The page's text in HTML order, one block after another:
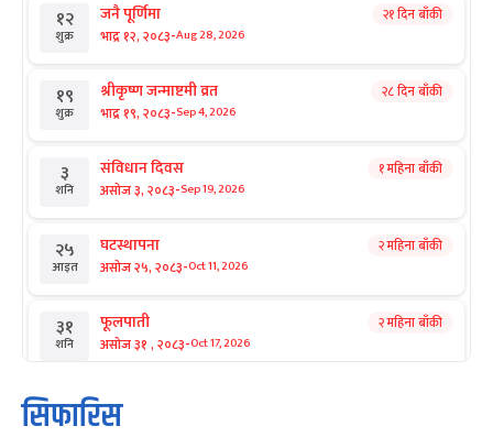
१२
शुक्र
जनै पूर्णिमा
भाद्र १२, २०८३-Aug 28, 2026
२१ दिन बाँकी
१९
शुक्र
श्रीकृष्ण जन्माष्टमी व्रत
भाद्र १९, २०८३-Sep 4, 2026
२८ दिन बाँकी
३
शनि
संविधान दिवस
असोज ३, २०८३-Sep 19, 2026
१ महिना बाँकी
२५
आइत
घटस्थापना
असोज २५, २०८३-Oct 11, 2026
२ महिना बाँकी
३१
शनि
फूलपाती
असोज ३१ , २०८३-Oct 17, 2026
२ महिना बाँकी
१
आइत
कार्तिक सङ्क्रान्ति
कार्तिक १, २०८३
सिफारिस